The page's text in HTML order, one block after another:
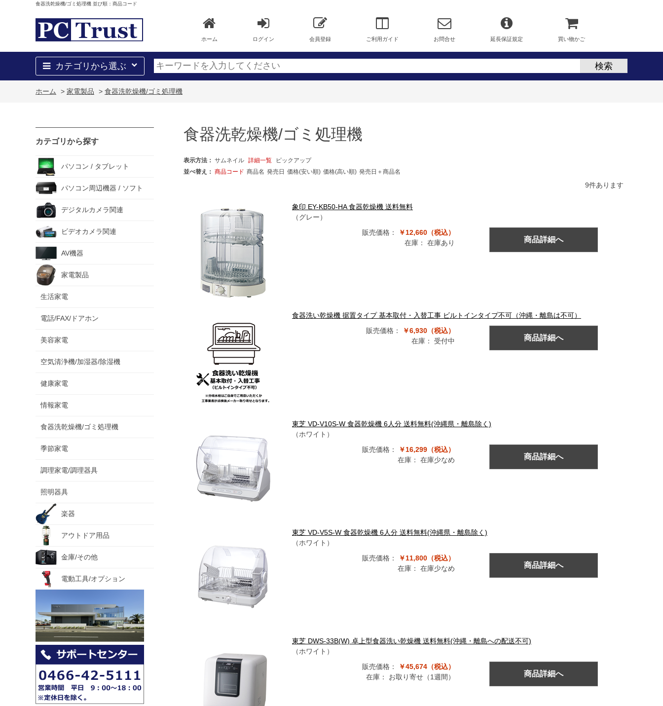
食器洗乾燥機/ゴミ処理機 並び順：商品コード
ホーム ログイン 会員登録 ご利用ガイド お問合せ 延長保証規定 買い物かご
カテゴリから選ぶ
ホーム > 家電製品 > 食器洗乾燥機/ゴミ処理機
カテゴリから探す
パソコン / タブレット
パソコン周辺機器 / ソフト
デジタルカメラ関連
ビデオカメラ関連
AV機器
家電製品
生活家電
電話/FAX/ドアホン
美容家電
空気清浄機/加湿器/除湿機
健康家電
情報家電
食器洗乾燥機/ゴミ処理機
季節家電
調理家電/調理器具
照明器具
楽器
アウトドア用品
金庫/その他
電動工具/オプション
食器洗乾燥機/ゴミ処理機
表示方法： サムネイル 詳細一覧
ピックアップ
並べ替え： 商品コード 商品名 発売日 価格(安い順) 価格(高い順) 発売日＋商品名
9件あります
象印 EY-KB50-HA 食器乾燥機 送料無料
（グレー）
販売価格：
￥12,660（税込）
在庫：
在庫あり 商品詳細へ
食器洗い乾燥機 据置タイプ 基本取付・入替工事 ビルトインタイプ不可（沖縄・離島は不可）
販売価格：
￥6,930（税込）
在庫：
受付中 商品詳細へ
東芝 VD-V10S-W 食器乾燥機 6人分 送料無料(沖縄県・離島除く)
（ホワイト）
販売価格：
￥16,299（税込）
在庫：
在庫少なめ 商品詳細へ
東芝 VD-V5S-W 食器乾燥機 6人分 送料無料(沖縄県・離島除く)
（ホワイト）
販売価格：
￥11,800（税込）
在庫：
在庫少なめ 商品詳細へ
東芝 DWS-33B(W) 卓上型食器洗い乾燥機 送料無料(沖縄・離島への配送不可)
（ホワイト）
販売価格：
￥45,674（税込）
在庫：
お取り寄せ（1週間） 商品詳細へ